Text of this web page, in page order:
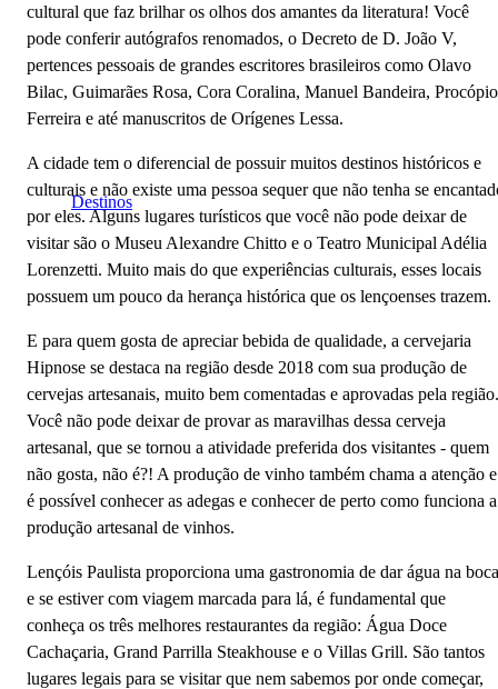
Destinos
cultural que faz brilhar os olhos dos amantes da literatura! Você
pode conferir autógrafos renomados, o Decreto de D. João V,
pertences pessoais de grandes escritores brasileiros como Olavo
Bilac, Guimarães Rosa, Cora Coralina, Manuel Bandeira, Procópio
Ferreira e até manuscritos de Orígenes Lessa.
A cidade tem o diferencial de possuir muitos destinos históricos e
culturais e não existe uma pessoa sequer que não tenha se
por eles. Alguns lugares turísticos que você não pode deixar de
visitar são o Museu Alexandre Chitto e o Teatro Municipal Adélia
Lorenzetti. Muito mais do que experiências culturais, esses locais
possuem um pouco da herança histórica que os lençoenses trazem.
E para quem gosta de apreciar bebida de qualidade, a cervejaria
Hipnose se destaca na região desde 2018 com sua produção de
cervejas artesanais, muito bem comentadas e aprovadas pela região.
Você não pode deixar de provar as maravilhas dessa cerveja
artesanal, que se tornou a atividade preferida dos visitantes - quem
não gosta, não é?! A produção de vinho também chama a atenção e
é possível conhecer as adegas e conhecer de perto como funciona a
produção artesanal de vinhos.
Lençóis Paulista proporciona uma gastronomia de dar água na boca
e se estiver com viagem marcada para lá, é fundamental que
conheça os três melhores restaurantes da região: Água Doce
Cachaçaria, Grand Parrilla Steakhouse e o Villas Grill. São tantos
lugares legais para se visitar que nem sabemos por onde começar,